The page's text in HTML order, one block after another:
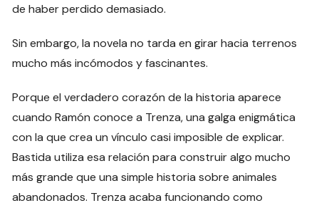
de haber perdido demasiado.
Sin embargo, la novela no tarda en girar hacia terrenos
mucho más incómodos y fascinantes.
Porque el verdadero corazón de la historia aparece
cuando Ramón conoce a Trenza, una galga enigmática
con la que crea un vínculo casi imposible de explicar.
Bastida utiliza esa relación para construir algo mucho
más grande que una simple historia sobre animales
abandonados. Trenza acaba funcionando como